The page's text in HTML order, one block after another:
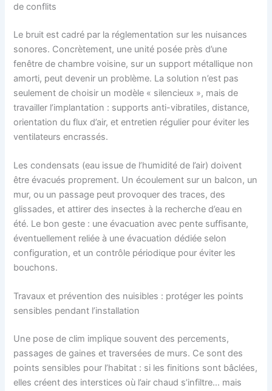
de conflits
Le bruit est cadré par la réglementation sur les nuisances
sonores. Concrètement, une unité posée près d’une
fenêtre de chambre voisine, sur un support métallique non
amorti, peut devenir un problème. La solution n’est pas
seulement de choisir un modèle « silencieux », mais de
travailler l’implantation : supports anti-vibratiles, distance,
orientation du flux d’air, et entretien régulier pour éviter les
ventilateurs encrassés.
Les condensats (eau issue de l’humidité de l’air) doivent
être évacués proprement. Un écoulement sur un balcon, un
mur, ou un passage peut provoquer des traces, des
glissades, et attirer des insectes à la recherche d’eau en
été. Le bon geste : une évacuation avec pente suffisante,
éventuellement reliée à une évacuation dédiée selon
configuration, et un contrôle périodique pour éviter les
bouchons.
Travaux et prévention des nuisibles : protéger les points
sensibles pendant l’installation
Une pose de clim implique souvent des percements,
passages de gaines et traversées de murs. Ce sont des
points sensibles pour l’habitat : si les finitions sont bâclées,
elles créent des interstices où l’air chaud s’infiltre… mais